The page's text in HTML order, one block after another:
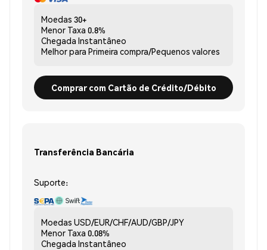
Moedas 30+
Menor Taxa 0.8%
Chegada Instantâneo
Melhor para Primeira compra/Pequenos valores
Comprar com Cartão de Crédito/Débito
Transferência Bancária
Suporte:
Moedas USD/EUR/CHF/AUD/GBP/JPY
Menor Taxa 0.08%
Chegada Instantâneo